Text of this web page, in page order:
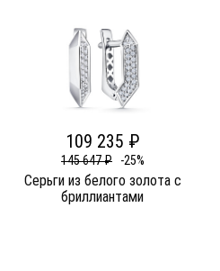
109 235 ₽
145 647 ₽ -25%
Серьги из белого золота c
бриллиантами